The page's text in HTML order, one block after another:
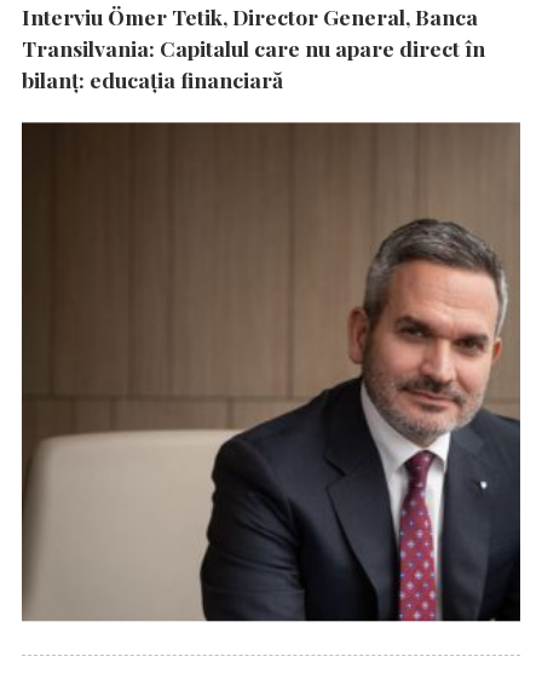
Interviu Ömer Tetik, Director General, Banca
Transilvania: Capitalul care nu apare direct în
bilanț: educația financiară